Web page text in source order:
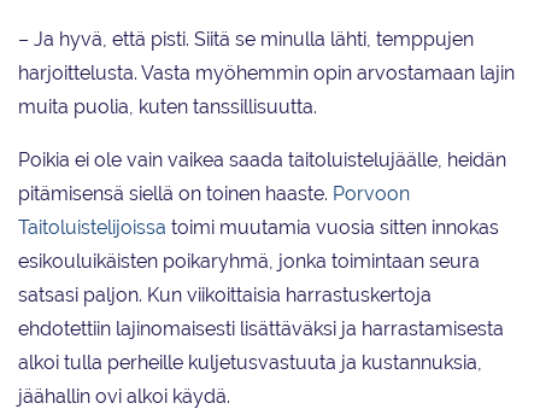
– Ja hyvä, että pisti. Siitä se minulla lähti, temppujen
harjoittelusta. Vasta myöhemmin opin arvostamaan lajin
muita puolia, kuten tanssillisuutta.
Poikia ei ole vain vaikea saada taitoluistelujäälle, heidän
pitämisensä siellä on toinen haaste. Porvoon
Taitoluistelijoissa toimi muutamia vuosia sitten innokas
esikouluikäisten poikaryhmä, jonka toimintaan seura
satsasi paljon. Kun viikoittaisia harrastuskertoja
ehdotettiin lajinomaisesti lisättäväksi ja harrastamisesta
alkoi tulla perheille kuljetusvastuuta ja kustannuksia,
jäähallin ovi alkoi käydä.